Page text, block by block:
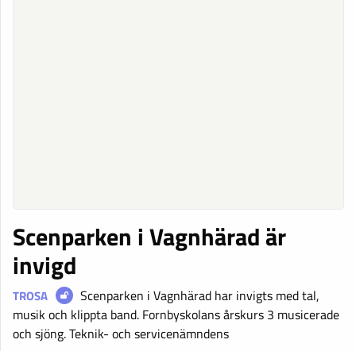
Scenparken i Vagnhärad är
invigd
TROSA
Scenparken i Vagnhärad har invigts med tal,
musik och klippta band. Fornbyskolans årskurs 3 musicerade
och sjöng. Teknik- och servicenämndens